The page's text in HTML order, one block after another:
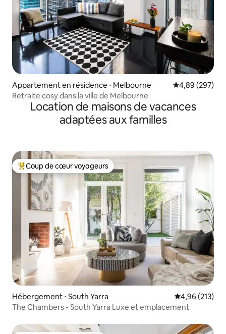
Appartement en résidence ⋅ Melbourne Évaluation
4,89 (297)
Retraite cosy dans la ville de Melbourne
Location de maisons de vacances
adaptées aux familles
Coups de cœur voyageurs les plus appréciés
Coup de cœur voyageurs
Hébergement ⋅ South Yarra Évaluation
4,96 (213)
The Chambers - South Yarra Luxe et emplacement